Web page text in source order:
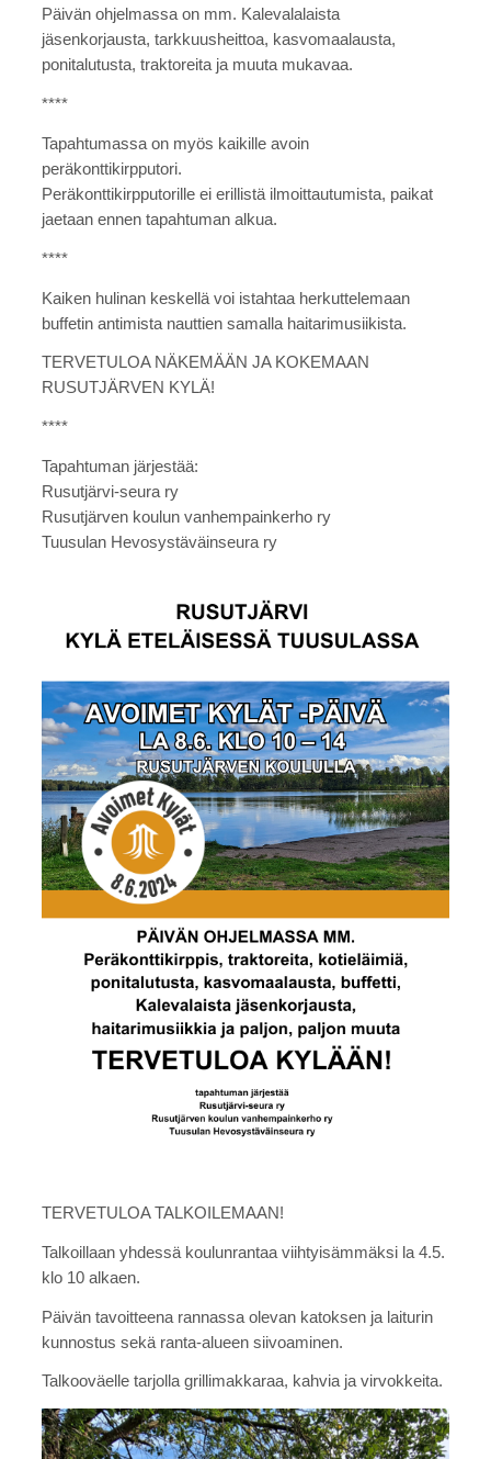
Päivän ohjelmassa on mm. Kalevalalaista
jäsenkorjausta, tarkkuusheittoa, kasvomaalausta,
ponitalutusta, traktoreita ja muuta mukavaa.
****
Tapahtumassa on myös kaikille avoin
peräkonttikirpputori.
Peräkonttikirpputorille ei erillistä ilmoittautumista, paikat
jaetaan ennen tapahtuman alkua.
****
Kaiken hulinan keskellä voi istahtaa herkuttelemaan
buffetin antimista nauttien samalla haitarimusiikista.
TERVETULOA NÄKEMÄÄN JA KOKEMAAN
RUSUTJÄRVEN KYLÄ!
****
Tapahtuman järjestää:
Rusutjärvi-seura ry
Rusutjärven koulun vanhempainkerho ry
Tuusulan Hevosystäväinseura ry
TERVETULOA TALKOILEMAAN!
Talkoillaan yhdessä koulunrantaa viihtyisämmäksi la 4.5.
klo 10 alkaen.
Päivän tavoitteena rannassa olevan katoksen ja laiturin
kunnostus sekä ranta-alueen siivoaminen.
Talkooväelle tarjolla grillimakkaraa, kahvia ja virvokkeita.